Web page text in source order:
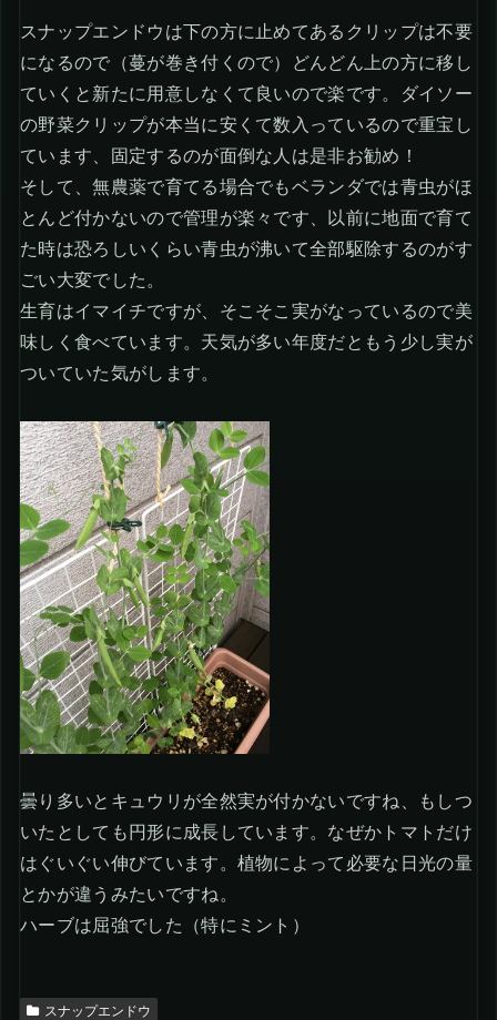
スナップエンドウは下の方に止めてあるクリップは不要
になるので（蔓が巻き付くので）どんどん上の方に移し
ていくと新たに用意しなくて良いので楽です。ダイソー
の野菜クリップが本当に安くて数入っているので重宝し
ています、固定するのが面倒な人は是非お勧め！
そして、無農薬で育てる場合でもベランダでは青虫がほ
とんど付かないので管理が楽々です、以前に地面で育て
た時は恐ろしいくらい青虫が沸いて全部駆除するのがす
ごい大変でした。
生育はイマイチですが、そこそこ実がなっているので美
味しく食べています。天気が多い年度だともう少し実が
ついていた気がします。
曇り多いとキュウリが全然実が付かないですね、もしつ
いたとしても円形に成長しています。なぜかトマトだけ
はぐいぐい伸びています。植物によって必要な日光の量
とかが違うみたいですね。
ハーブは屈強でした（特にミント）
スナップエンドウ